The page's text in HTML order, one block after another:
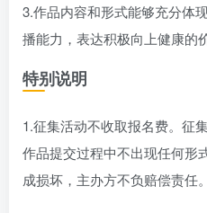
3.作品内容和形式能够充分体
播能力，表达积极向上健康的
特别说明
1.征集活动不收取报名费。征
作品提交过程中不出现任何形
成损坏，主办方不负赔偿责任。